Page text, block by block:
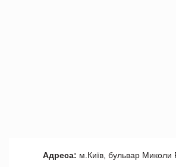
Адреса: м.Київ, бульвар Миколи